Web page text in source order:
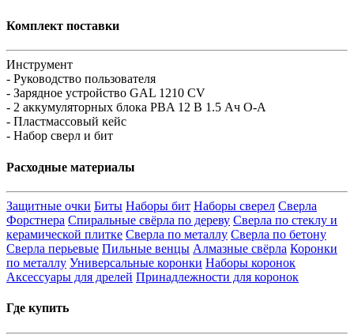
Комплект поставки
Инструмент
- Руководство пользователя
- Зарядное устройство GAL 1210 CV
- 2 аккумуляторных блока PBA 12 В 1.5 Ач O-A
- Пластмассовый кейс
- Набор сверл и бит
Расходные материалы
Защитные очки Биты Наборы бит Наборы сверел Сверла
Форстнера Спиральные свёрла по дереву Сверла по стеклу и
керамической плитке Сверла по металлу Сверла по бетону
Сверла перьевые Пильные венцы Алмазные свёрла Коронки
по металлу Универсальные коронки Наборы коронок
Аксессуары для дрелей Принадлежности для коронок
Где купить